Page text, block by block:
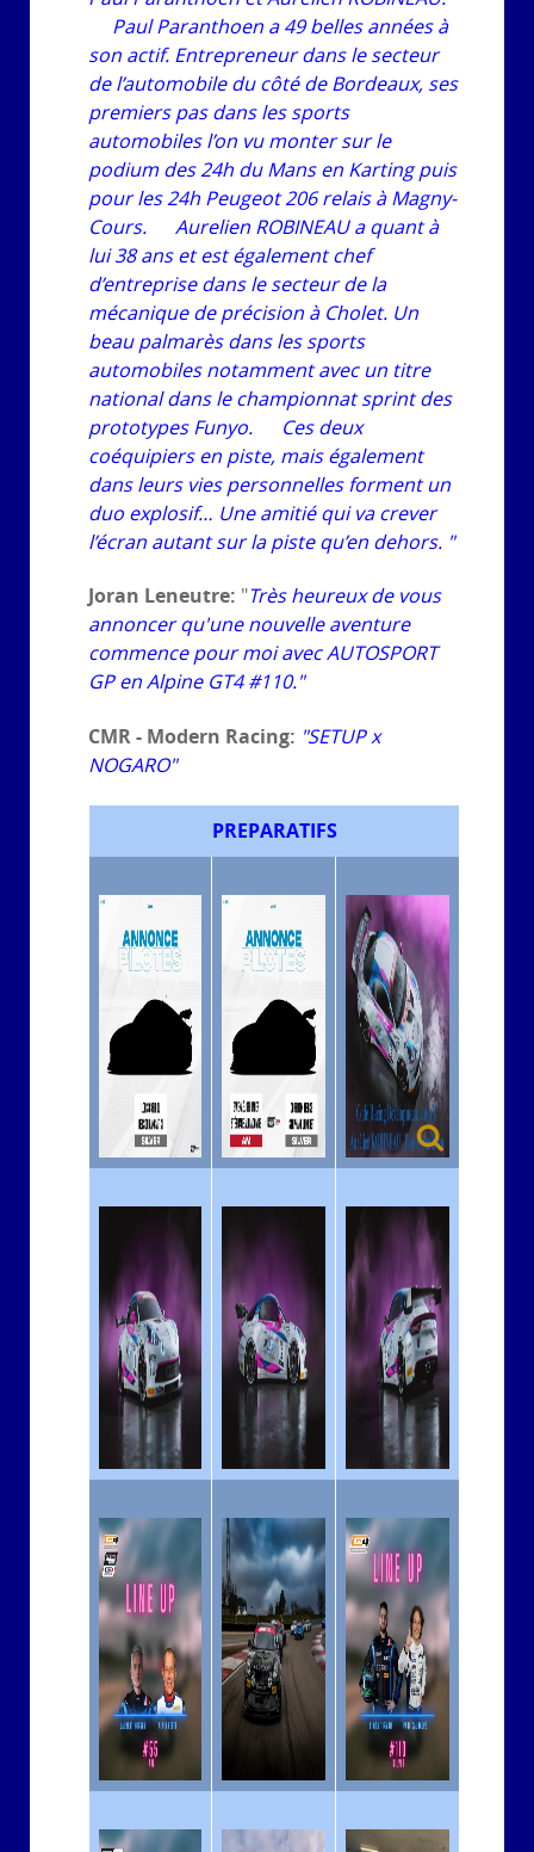
Paul Paranthoen a 49 belles années à
son actif. Entrepreneur dans le secteur
de l’automobile du côté de Bordeaux, ses
premiers pas dans les sports
automobiles l’on vu monter sur le
podium des 24h du Mans en Karting puis
pour les 24h Peugeot 206 relais à Magny-
Cours. Aurelien ROBINEAU a quant à
lui 38 ans et est également chef
d’entreprise dans le secteur de la
mécanique de précision à Cholet. Un
beau palmarès dans les sports
automobiles notamment avec un titre
national dans le championnat sprint des
prototypes Funyo. Ces deux
coéquipiers en piste, mais également
dans leurs vies personnelles forment un
duo explosif… Une amitié qui va crever
l’écran autant sur la piste qu’en dehors. "
Joran Leneutre: "Très heureux de vous
annoncer qu'une nouvelle aventure
commence pour moi avec AUTOSPORT
GP en Alpine GT4 #110."
CMR - Modern Racing: "SETUP x
NOGARO"
PREPARATIFS